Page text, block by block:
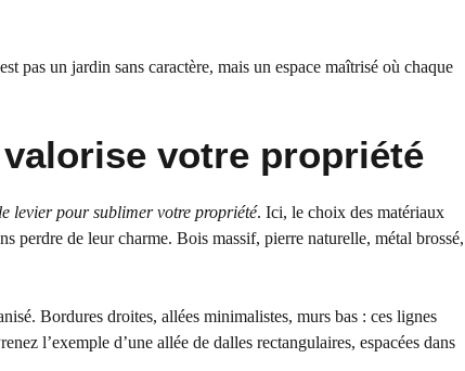
pas un jardin sans caractère, mais un espace maîtrisé où chaque
votre propriété
levier pour sublimer votre propriété. Ici, le choix des matériaux
perdre de leur charme. Bois massif, pierre naturelle, métal brossé,
Bordures droites, allées minimalistes, murs bas : ces lignes
l’exemple d’une allée de dalles rectangulaires, espacées dans